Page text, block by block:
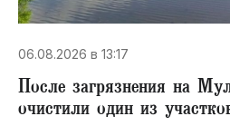
06.08.2026 в 13:17
После загрязнения на
очистили один из